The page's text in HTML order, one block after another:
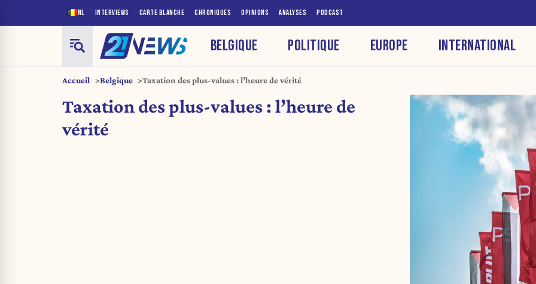
NL INTERVIEWS CARTE BLANCHE CHRONIQUES OPINIONS ANALYSES PODCAST
BELGIQUE POLITIQUE EUROPE INTERNATIONAL
Accueil Belgique Taxation des plus-values : l’heure de vérité
Taxation des plus-values : l’heure de
vérité